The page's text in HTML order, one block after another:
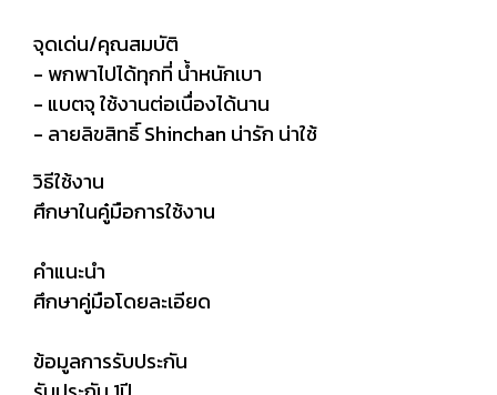
จุดเด่น/คุณสมบัติ
- พกพาไปได้ทุกที่ น้ำหนักเบา
- แบตจุ ใช้งานต่อเนื่องได้นาน
- ลายลิขสิทธิ์ Shinchan น่ารัก น่าใช้
วิธีใช้งาน
ศึกษาในคู๋มือการใช้งาน
คำแนะนำ
ศึกษาคู่มือโดยละเอียด
ข้อมูลการรับประกัน